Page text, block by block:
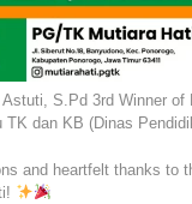
S.Pd 3rd Winner of
TK dan KB (Dinas
and heartfelt thanks to